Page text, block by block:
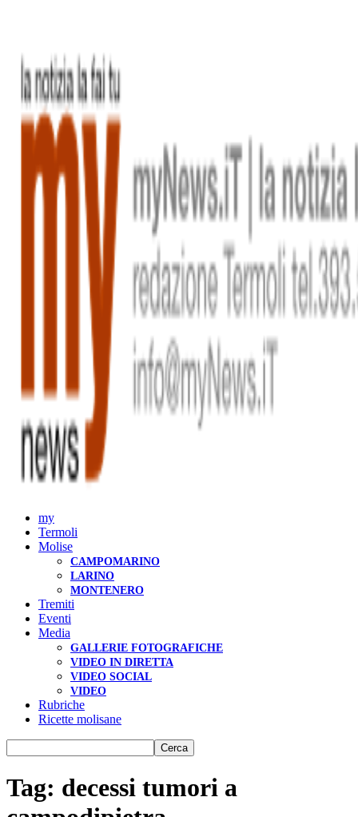
my
Termoli
Molise
CAMPOMARINO
LARINO
MONTENERO
Tremiti
Eventi
Media
GALLERIE FOTOGRAFICHE
VIDEO IN DIRETTA
VIDEO SOCIAL
VIDEO
Rubriche
Ricette molisane
Tag: decessi tumori a